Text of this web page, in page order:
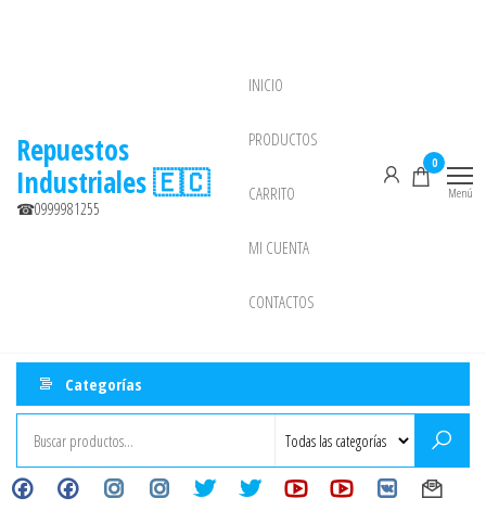
Repuestos
Industriales 🇪🇨
☎0999981255
INICIO
PRODUCTOS
CARRITO
MI CUENTA
CONTACTOS
0
Menú
Categorías